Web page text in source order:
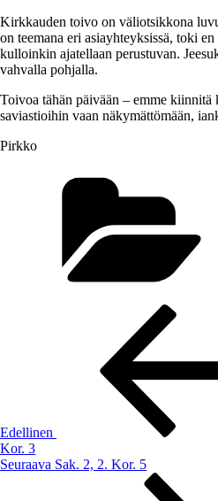
Kirkkauden toivo on väliotsikkona
on teemana eri asiayhteyksissä, toki
kulloinkin ajatellaan perustuvan.
vahvalla pohjalla.
Toivoa tähän päivään – emme kiinnitä
saviastioihin vaan näkymättömään,
Pirkko
Edellinen
Kor. 3
Seuraava
Seuraava Sak. 2, 2. Kor. 5